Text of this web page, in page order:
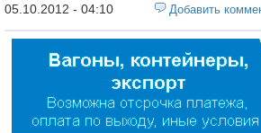
05.10.2012 - 04:10 Добавить